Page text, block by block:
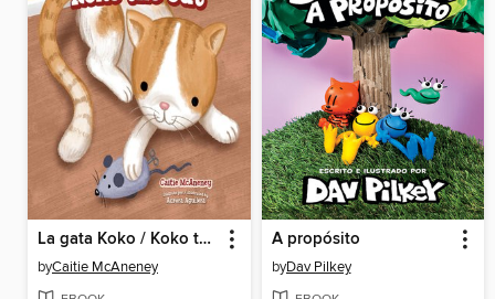
La gata Koko / Koko the Cat
byCaitie McAneney
A propósito
byDav Pilkey